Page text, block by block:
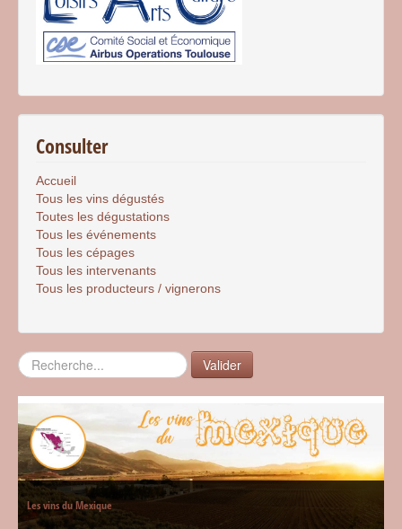
Consulter
Accueil
Tous les vins dégustés
Toutes les dégustations
Tous les événements
Tous les cépages
Tous les intervenants
Tous les producteurs / vignerons
Rechercher Valider
Les vins du Mexique